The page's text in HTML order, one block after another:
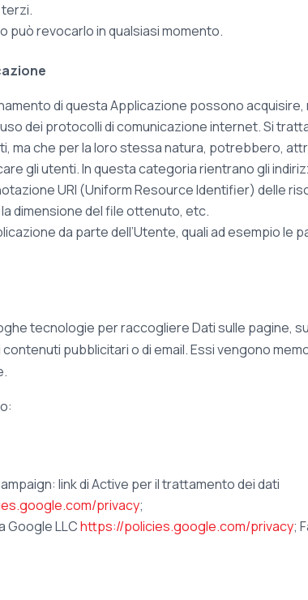
può revocarlo in qualsiasi momento.
di questa Applicazione possono acquisire,
dei protocolli di comunicazione internet. Si
ma che per la loro stessa natura, potrebbero,
gli utenti. In questa categoria rientrano gli
URI (Uniform Resource Identifier) delle
dimensione del file ottenuto, etc.
da parte dell’Utente, quali ad esempio le
tecnologie per raccogliere Dati sulle pagine,
pubblicitari o di email. Essi vengono
link di Active per il trattamento dei dati
privacy;
Google LLChttps://policies.google.com/privacy;